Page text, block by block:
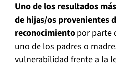
Uno de los resultados
de hijas/os provenientes
reconocimiento por parte
uno de los padres o
vulnerabilidad frente a la